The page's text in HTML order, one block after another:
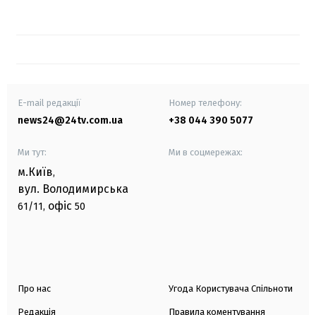
E-mail редакції
news24@24tv.com.ua
Номер телефону:
+38 044 390 5077
Ми тут:
м.Київ,
вул. Володимирська
61/11, офіс 50
Ми в соцмережах:
Про нас
Редакція
Угода Користувача Спільноти
Правила коментування